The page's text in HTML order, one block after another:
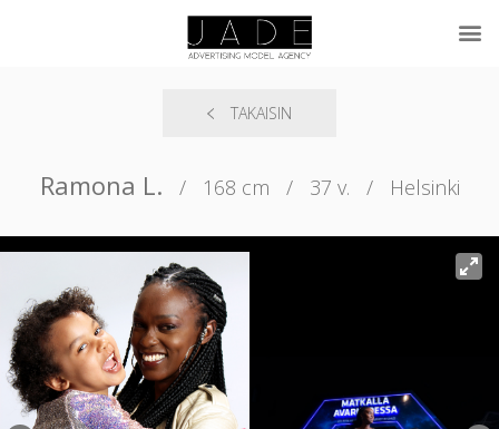
TAKAISIN
Ramona L. / 168 cm / 37 v. / Helsinki